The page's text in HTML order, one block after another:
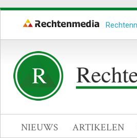
NIEUWS ARTIKELEN